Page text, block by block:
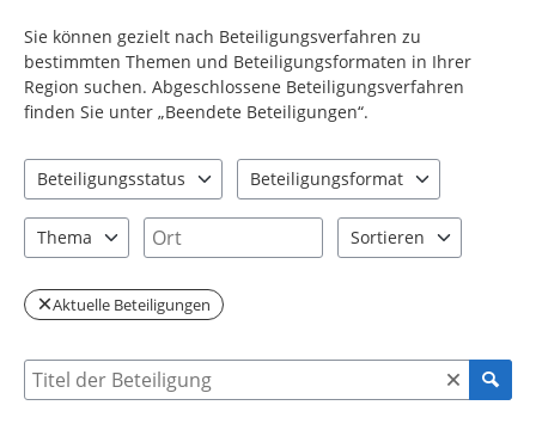
Sie können gezielt nach Beteiligungsverfahren zu
bestimmten Themen und Beteiligungsformaten in Ihrer
Region suchen. Abgeschlossene Beteiligungsverfahren
finden Sie unter „Beendete Beteiligungen“.
Beteiligungsstatus
Beteiligungsformat
Thema
Ort
Sortieren
Aktuelle Beteiligungen
Suche nach Beteiligung